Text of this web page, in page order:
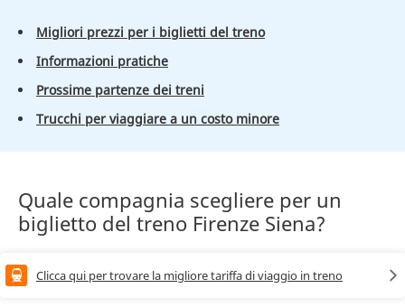
Migliori prezzi per i biglietti del treno
Informazioni pratiche
Prossime partenze dei treni
Trucchi per viaggiare a un costo minore
Quale compagnia scegliere per un
biglietto del treno Firenze Siena?
Clicca qui per trovare la migliore tariffa di viaggio in treno